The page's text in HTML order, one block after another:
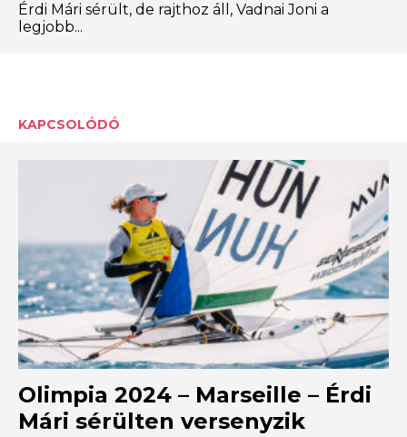
Érdi Mári sérült, de rajthoz áll, Vadnai Joni a
legjobb...
KAPCSOLÓDÓ
Olimpia 2024 – Marseille – Érdi
Mári sérülten versenyzik